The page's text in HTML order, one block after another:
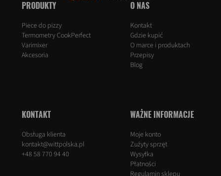
PRODUKTY
Piece do pizzy
Termometry CookPerfect
Varimixer
Akcesoria
O NAS
Kontakt
Gdzie kupić
O marce i produktach
Przepisy
Blog
KONTAKT
Obsługa klienta
kontakt@wittpolska.pl
+48 58 770 94 40
WAŻNE INFORMACJE
Moje konto
Zużyty sprzęt
Wysyłka
Płatności
Regulamin sklepu